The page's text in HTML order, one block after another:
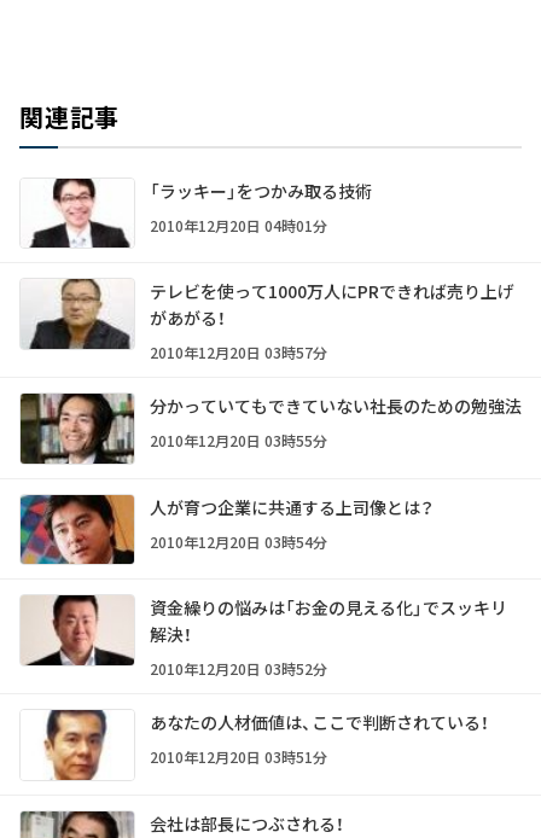
関連記事
「ラッキー」をつかみ取る技術
2010年12月20日 04時01分
テレビを使って1000万人にPRできれば売り上げ
があがる！
2010年12月20日 03時57分
分かっていてもできていない社長のための勉強法
2010年12月20日 03時55分
人が育つ企業に共通する上司像とは？
2010年12月20日 03時54分
資金繰りの悩みは「お金の見える化」でスッキリ
解決！
2010年12月20日 03時52分
あなたの人材価値は、ここで判断されている！
2010年12月20日 03時51分
会社は部長につぶされる！